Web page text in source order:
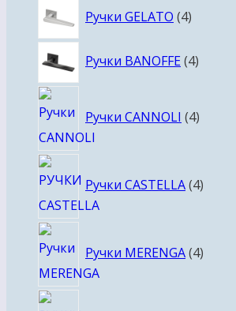
Ручки GELATO 44
Ручки BANOFFE 44
Ручки CANNOLI 4товара
Ручки CASTELLA 4товара
Ручки MERENGA 4товара